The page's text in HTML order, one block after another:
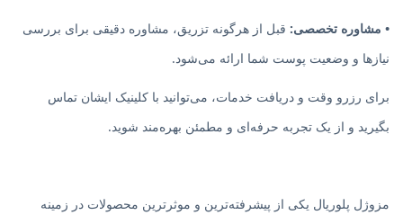
• مشاوره تخصصی: قبل از هرگونه تزریق، مشاوره دقیقی برای بررسی
نیازها و وضعیت پوست شما ارائه می‌شود.
برای رزرو وقت و دریافت خدمات، می‌توانید با کلینیک ایشان تماس
بگیرید و از یک تجربه حرفه‌ای و مطمئن بهره‌مند شوید.
مزوژل پلوریال یکی از پیشرفته‌ترین و موثرترین محصولات در زمینه